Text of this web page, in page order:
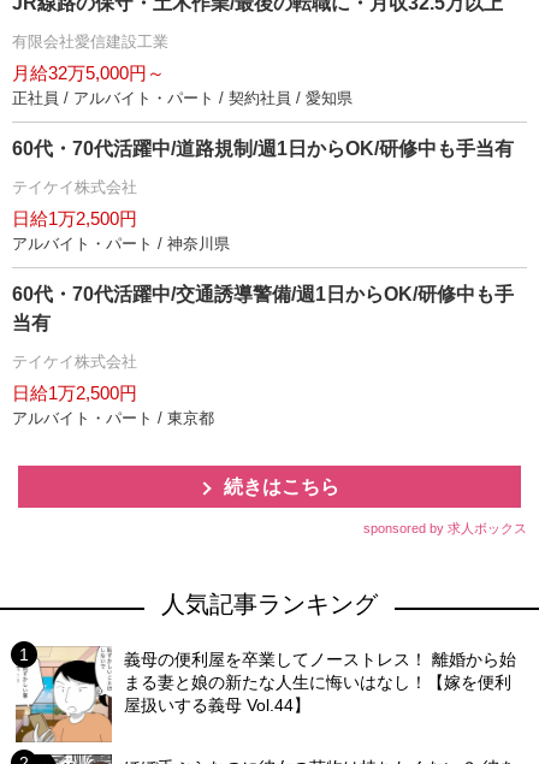
有限会社愛信建設工業
月給32万5,000円～
正社員 / アルバイト・パート / 契約社員 / 愛知県
60代・70代活躍中/道路規制/週1日からOK/研修中も手当有
テイケイ株式会社
日給1万2,500円
アルバイト・パート / 神奈川県
60代・70代活躍中/交通誘導警備/週1日からOK/研修中も手
当有
テイケイ株式会社
日給1万2,500円
アルバイト・パート / 東京都
続きはこちら
sponsored by 求人ボックス
人気記事ランキング
義母の便利屋を卒業してノーストレス！ 離婚から始
まる妻と娘の新たな人生に悔いはなし！【嫁を便利
屋扱いする義母 Vol.44】